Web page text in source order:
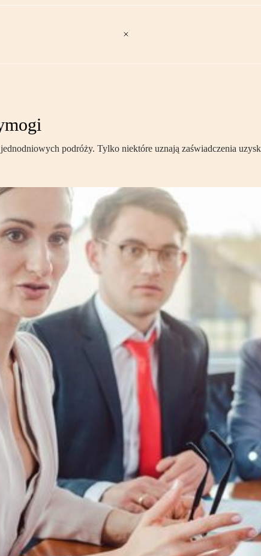
podróży. Tylko niektóre uznają zaświadczenia